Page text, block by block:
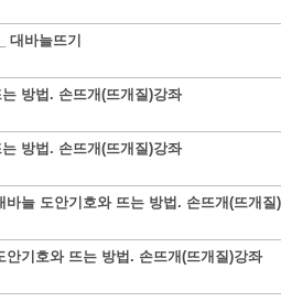
대바늘뜨기
방법. 손뜨개(뜨개질)강좌
방법. 손뜨개(뜨개질)강좌
바늘 도안기호와 뜨는 방법. 손뜨개(뜨개질)
안기호와 뜨는 방법. 손뜨개(뜨개질)강좌